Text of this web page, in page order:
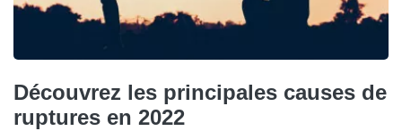
Découvrez les principales causes de
ruptures en 2022